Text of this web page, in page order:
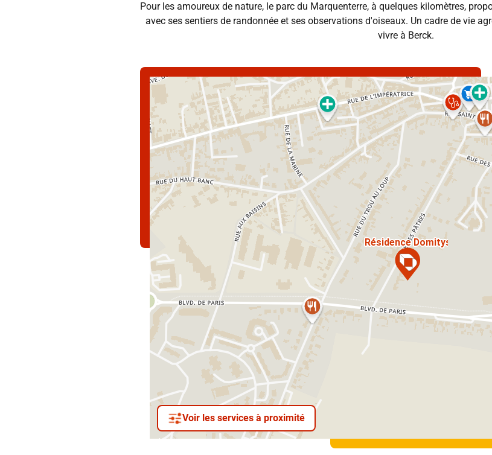
Pour les amoureux de nature, le parc du Marquenterre, à quelques kilomètres,
avec ses sentiers de randonnée et ses observations d'oiseaux. Un cadre de vie
vivre à Berck.
Voir les services à proximité